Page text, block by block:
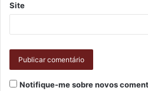
Site
Notifique-me sobre novos